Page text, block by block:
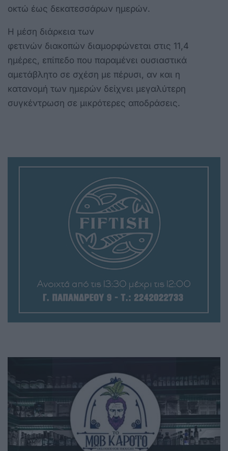
οκτώ έως δεκατεσσάρων ημερών.
Η μέση διάρκεια των
φετινών διακοπών διαμορφώνεται στις 11,4
ημέρες, επίπεδο που παραμένει ουσιαστικά
αμετάβλητο σε σχέση με πέρυσι, αν και η
κατανομή των ημερών δείχνει μεγαλύτερη
συγκέντρωση σε μικρότερες αποδράσεις.